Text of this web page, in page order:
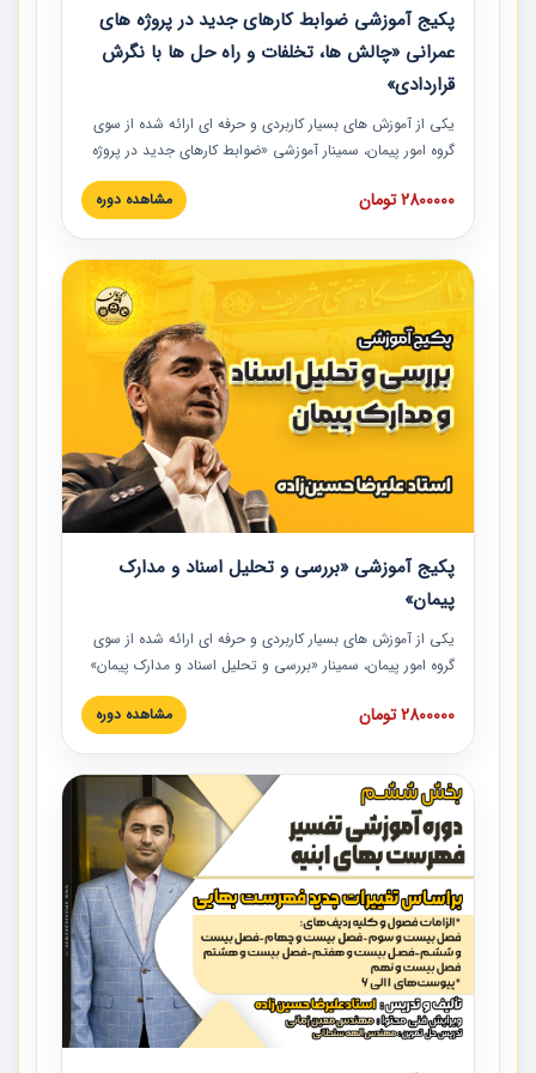
پکیج آموزشی ضوابط کارهای جدید در پروژه های
عمرانی «چالش ها، تخلفات و راه حل ها با نگرش
قراردادی»
یکی از آموزش‏‏‏‏‏‏ های بسیار کاربردی و حرفه‏ ای ارائه شده از سوی
گروه امور پیمان، سمینار آموزشی «ضوابط کارهای جدید در پروژه
های عمرانی» چالش ها، تخلفات و راه حل ها با نگرش قراردادی
است که در محل سندیکای شرکت های ساختمانی کشور ارائه شد.
مدارک پیمان به همراه تجربیات عملی ارائه شده است.
2800000 تومان مشاهده دوره
پکیج آموزشی «بررسی و تحلیل اسناد و مدارک
پیمان»
یکی از آموزش‏‏‏‏‏‏ های بسیار کاربردی و حرفه‏ ای ارائه شده از سوی
گروه امور پیمان، سمینار «بررسی و تحلیل اسناد و مدارک پیمان»
است که در دانشگاه صنعتی شریف ارائه شد. در این آموزش
نکات کلیدی مربوط به اسناد و مدارک پیمان، اولویت بندی اسناد
پیمان به همراه تجربیات عملی در این خصوص ارائه شده است.
2800000 تومان مشاهده دوره